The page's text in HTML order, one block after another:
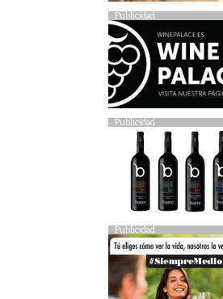
Publicidad
Publicidad
Publicidad